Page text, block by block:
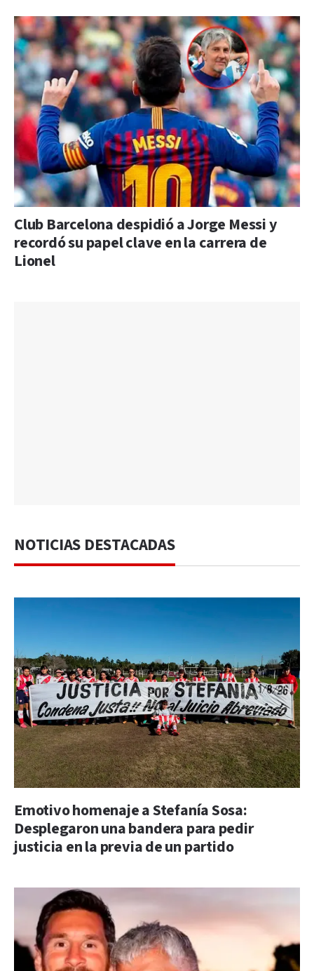
Club Barcelona despidió a Jorge Messi y
recordó su papel clave en la carrera de
Lionel
NOTICIAS DESTACADAS
Emotivo homenaje a Stefanía Sosa:
Desplegaron una bandera para pedir
justicia en la previa de un partido